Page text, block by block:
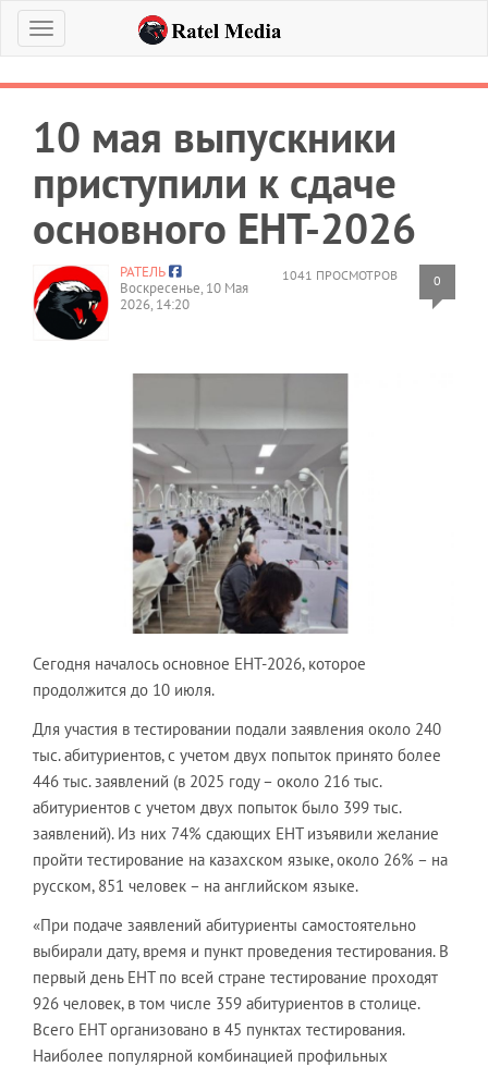
Меню
10 мая выпускники
приступили к сдаче
основного ЕНТ‑2026
1041 ПРОСМОТРОВ 0
РАТЕЛЬ
Воскресенье, 10 Мая
2026, 14:20
Сегодня началось основное ЕНТ-2026, которое
продолжится до 10 июля.
Для участия в тестировании подали заявления около 240
тыс. абитуриентов, с учетом двух попыток принято более
446 тыс. заявлений (в 2025 году – около 216 тыс.
абитуриентов с учетом двух попыток было 399 тыс.
заявлений). Из них 74% сдающих ЕНТ изъявили желание
пройти тестирование на казахском языке, около 26% – на
русском, 851 человек – на английском языке.
«При подаче заявлений абитуриенты самостоятельно
выбирали дату, время и пункт проведения тестирования. В
первый день ЕНТ по всей стране тестирование проходят
926 человек, в том числе 359 абитуриентов в столице.
Всего ЕНТ организовано в 45 пунктах тестирования.
Наиболее популярной комбинацией профильных